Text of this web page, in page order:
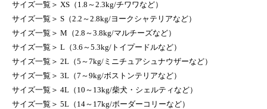
サイズ一覧 ＞ XS（1.8～2.3kg/チワワなど）
サイズ一覧 ＞ S（2.2～2.8kg/ヨークシャテリアなど）
サイズ一覧 ＞ M（2.8～3.8kg/マルチーズなど）
サイズ一覧 ＞ L（3.6～5.3kg/トイプードルなど）
サイズ一覧 ＞ 2L（5～7kg/ミニチュアシュナウザーなど）
サイズ一覧 ＞ 3L（7～9kg/ボストンテリアなど）
サイズ一覧 ＞ 4L（10～13kg/柴犬・シェルティなど）
サイズ一覧 ＞ 5L（14～17kg/ボーダーコリーなど）